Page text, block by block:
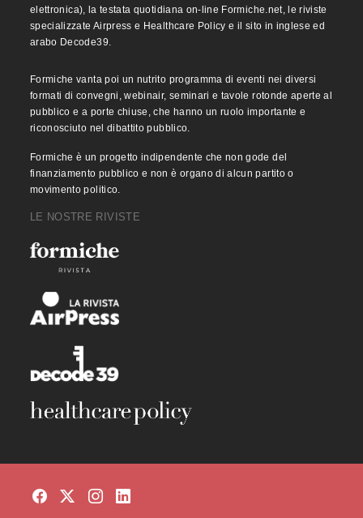
elettronica), la testata quotidiana on-line Formiche.net, le riviste
specializzate Airpress e Healthcare Policy e il sito in inglese ed
arabo Decode39.
Formiche vanta poi un nutrito programma di eventi nei diversi
formati di convegni, webinair, seminari e tavole rotonde aperte al
pubblico e a porte chiuse, che hanno un ruolo importante e
riconosciuto nel dibattito pubblico.
Formiche è un progetto indipendente che non gode del
finanziamento pubblico e non è organo di alcun partito o
movimento politico.
LE NOSTRE RIVISTE